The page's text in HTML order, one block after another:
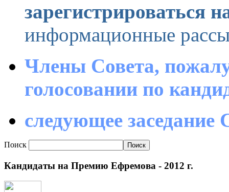
зарегистрироваться
информационные
Члены Совета,
голосовании по
следующее заседание
Поиск
Кандидаты на Премию Ефремова - 2012 г.